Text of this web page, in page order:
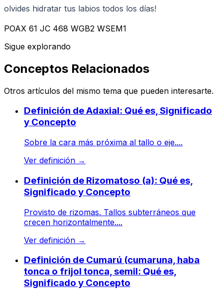
olvides hidratar tus labios todos los días!
POAX 61 JC 468 WGB2 WSEM1
Sigue explorando
Conceptos Relacionados
Otros artículos del mismo tema que pueden interesarte.
Definición de Adaxial: Qué es, Significado
y Concepto
Sobre la cara más próxima al tallo o eje....
Ver definición →
Definición de Rizomatoso (a): Qué es,
Significado y Concepto
Provisto de rizomas. Tallos subterráneos que
crecen horizontalmente....
Ver definición →
Definición de Cumarú (cumaruna, haba
tonca o frijol tonca, semil: Qué es,
Significado y Concepto